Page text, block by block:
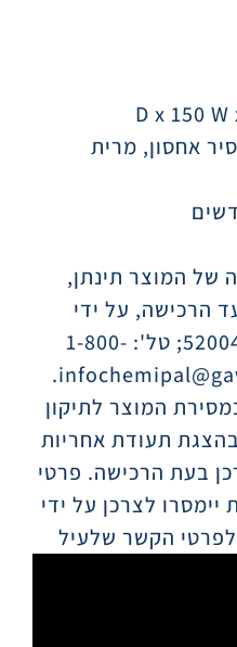
אחסון, מרית
של המוצר תינתן,
הרכישה, על ידי
כמיפל בע"מ ח.פ. 520040080; טל': 1-800-
המוצר לתיקון
תעודת אחריות
בעת הרכישה. פרטי
לצרכן על ידי
הקשר שלעיל